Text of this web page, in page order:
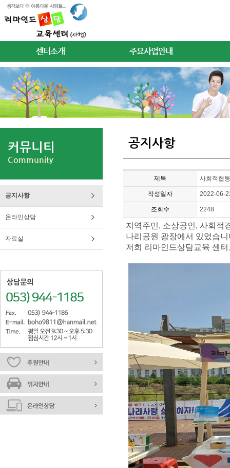
센터소개 주요사업안내
커뮤니티
Community
공지사항
온라인상담
자료실
공지사항
제목 사회적협
작성일자 2022-06-
조회수 2248
지역주민, 소상공인, 사회적
나리공원 광장에서 있었습니
저희 리마인드상담교육 센